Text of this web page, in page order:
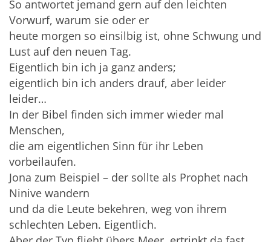
So antwortet jemand gern auf den leichten
Vorwurf, warum sie oder er
heute morgen so einsilbig ist, ohne Schwung und
Lust auf den neuen Tag.
Eigentlich bin ich ja ganz anders;
eigentlich bin ich anders drauf, aber leider
leider…
In der Bibel finden sich immer wieder mal
Menschen,
die am eigentlichen Sinn für ihr Leben
vorbeilaufen.
Jona zum Beispiel – der sollte als Prophet nach
Ninive wandern
und da die Leute bekehren, weg von ihrem
schlechten Leben. Eigentlich.